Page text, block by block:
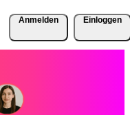
Anmelden Einloggen